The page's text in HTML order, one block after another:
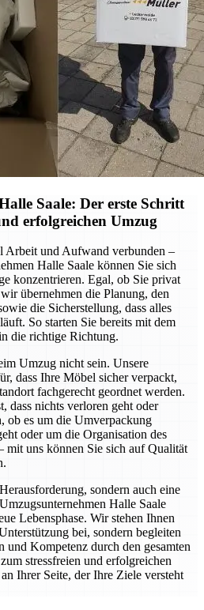
Saale: Der erste Schritt
erfolgreichen Umzug
Arbeit und Aufwand verbunden –
Halle Saale können Sie sich
konzentrieren. Egal, ob Sie privat
übernehmen die Planung, den
die Sicherstellung, dass alles
So starten Sie bereits mit dem
die richtige Richtung.
Umzug nicht sein. Unsere
dass Ihre Möbel sicher verpackt,
fachgerecht geordnet werden.
dass nichts verloren geht oder
ob es um die Umverpackung
oder um die Organisation des
mit uns können Sie sich auf Qualität
sondern auch eine
Halle Saale
Lebensphase. Wir stehen Ihnen
bei, sondern begleiten
und Kompetenz durch den gesamten
stressfreien und erfolgreichen
Ihrer Seite, der Ihre Ziele versteht